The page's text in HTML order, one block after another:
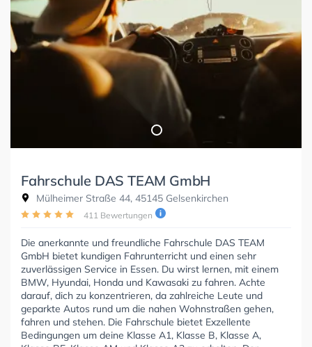
Fahrschule DAS TEAM GmbH
Mülheimer Straße 44, 45145 Gelsenkirchen
411 Bewertungen
Die anerkannte und freundliche Fahrschule DAS TEAM
GmbH bietet kundigen Fahrunterricht und einen sehr
zuverlässigen Service in Essen. Du wirst lernen, mit einem
BMW, Hyundai, Honda und Kawasaki zu fahren. Achte
darauf, dich zu konzentrieren, da zahlreiche Leute und
geparkte Autos rund um die nahen Wohnstraßen gehen,
fahren und stehen. Die Fahrschule bietet Exzellente
Bedingungen um deine Klasse A1, Klasse B, Klasse A,